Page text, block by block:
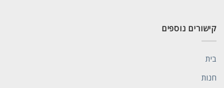
קישורים נוספים
בית
חנות